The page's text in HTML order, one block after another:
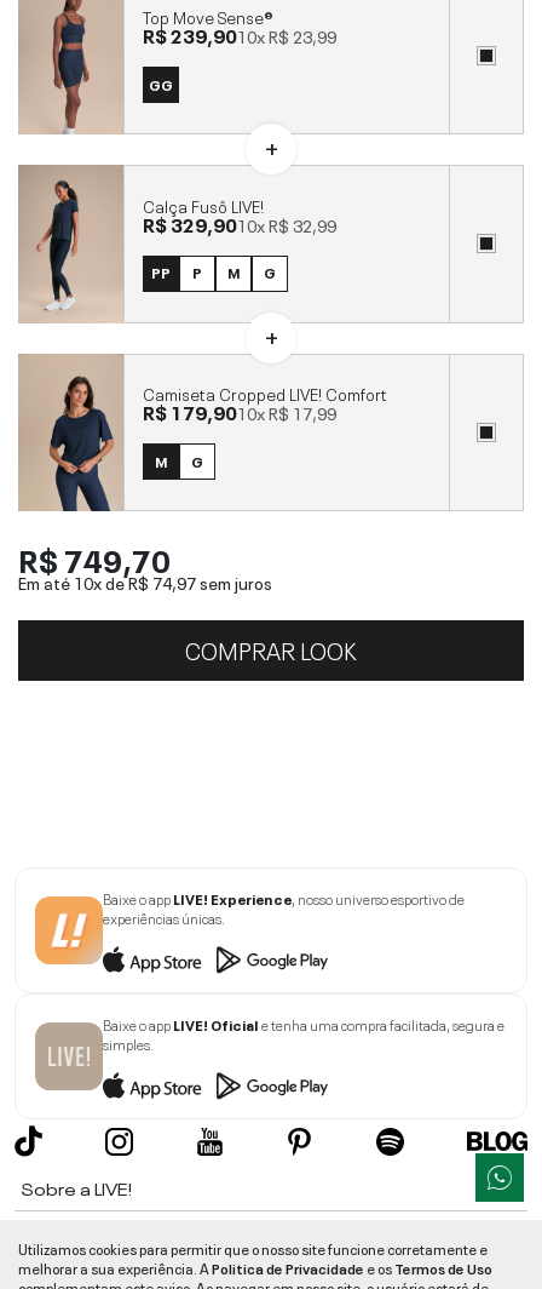
Top Move Sense®
R$ 239,9010xR$ 23,99
GG
Calça Fusô LIVE!
R$ 329,9010xR$ 32,99
PP P M G
Camiseta Cropped LIVE! Comfort
R$ 179,9010xR$ 17,99
M G
R$ 749,70
Em até 10x deR$ 74,97sem juros
COMPRAR LOOK
Baixe o appLIVE! Experience, nosso universo esportivo de
experiências únicas.
Baixe o appLIVE! Oficiale tenha uma compra facilitada, segura e
simples.
Sobre a LIVE!
Informações
Utilizamos cookies para permitir que o nosso site funcione corretamente e
melhorar a sua experiência. APolitica de Privacidade e osTermos de Uso